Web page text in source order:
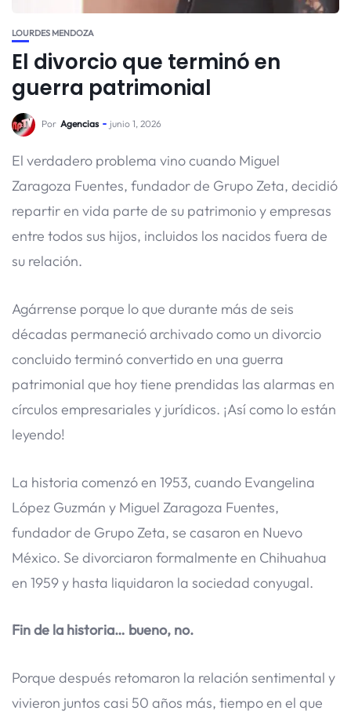
LOURDES MENDOZA
El divorcio que terminó en
guerra patrimonial
Por Agencias junio 1, 2026
El verdadero problema vino cuando Miguel
Zaragoza Fuentes, fundador de Grupo Zeta, decidió
repartir en vida parte de su patrimonio y empresas
entre todos sus hijos, incluidos los nacidos fuera de
su relación.
Agárrense porque lo que durante más de seis
décadas permaneció archivado como un divorcio
concluido terminó convertido en una guerra
patrimonial que hoy tiene prendidas las alarmas en
círculos empresariales y jurídicos. ¡Así como lo están
leyendo!
La historia comenzó en 1953, cuando Evangelina
López Guzmán y Miguel Zaragoza Fuentes,
fundador de Grupo Zeta, se casaron en Nuevo
México. Se divorciaron formalmente en Chihuahua
en 1959 y hasta liquidaron la sociedad conyugal.
Fin de la historia… bueno, no.
Porque después retomaron la relación sentimental y
vivieron juntos casi 50 años más, tiempo en el que